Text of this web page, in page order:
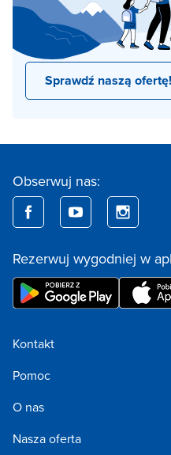
Sprawdź naszą ofertę!
Obserwuj nas:
Rezerwuj wygodniej w
Kontakt
Pomoc
O nas
Nasza oferta